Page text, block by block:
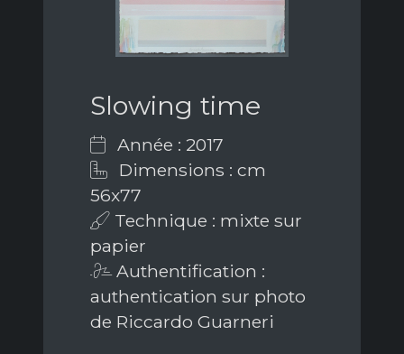
Slowing time
Année : 2017
Dimensions : cm
56x77
Technique : mixte sur
papier
Authentification :
authentication sur photo
de Riccardo Guarneri